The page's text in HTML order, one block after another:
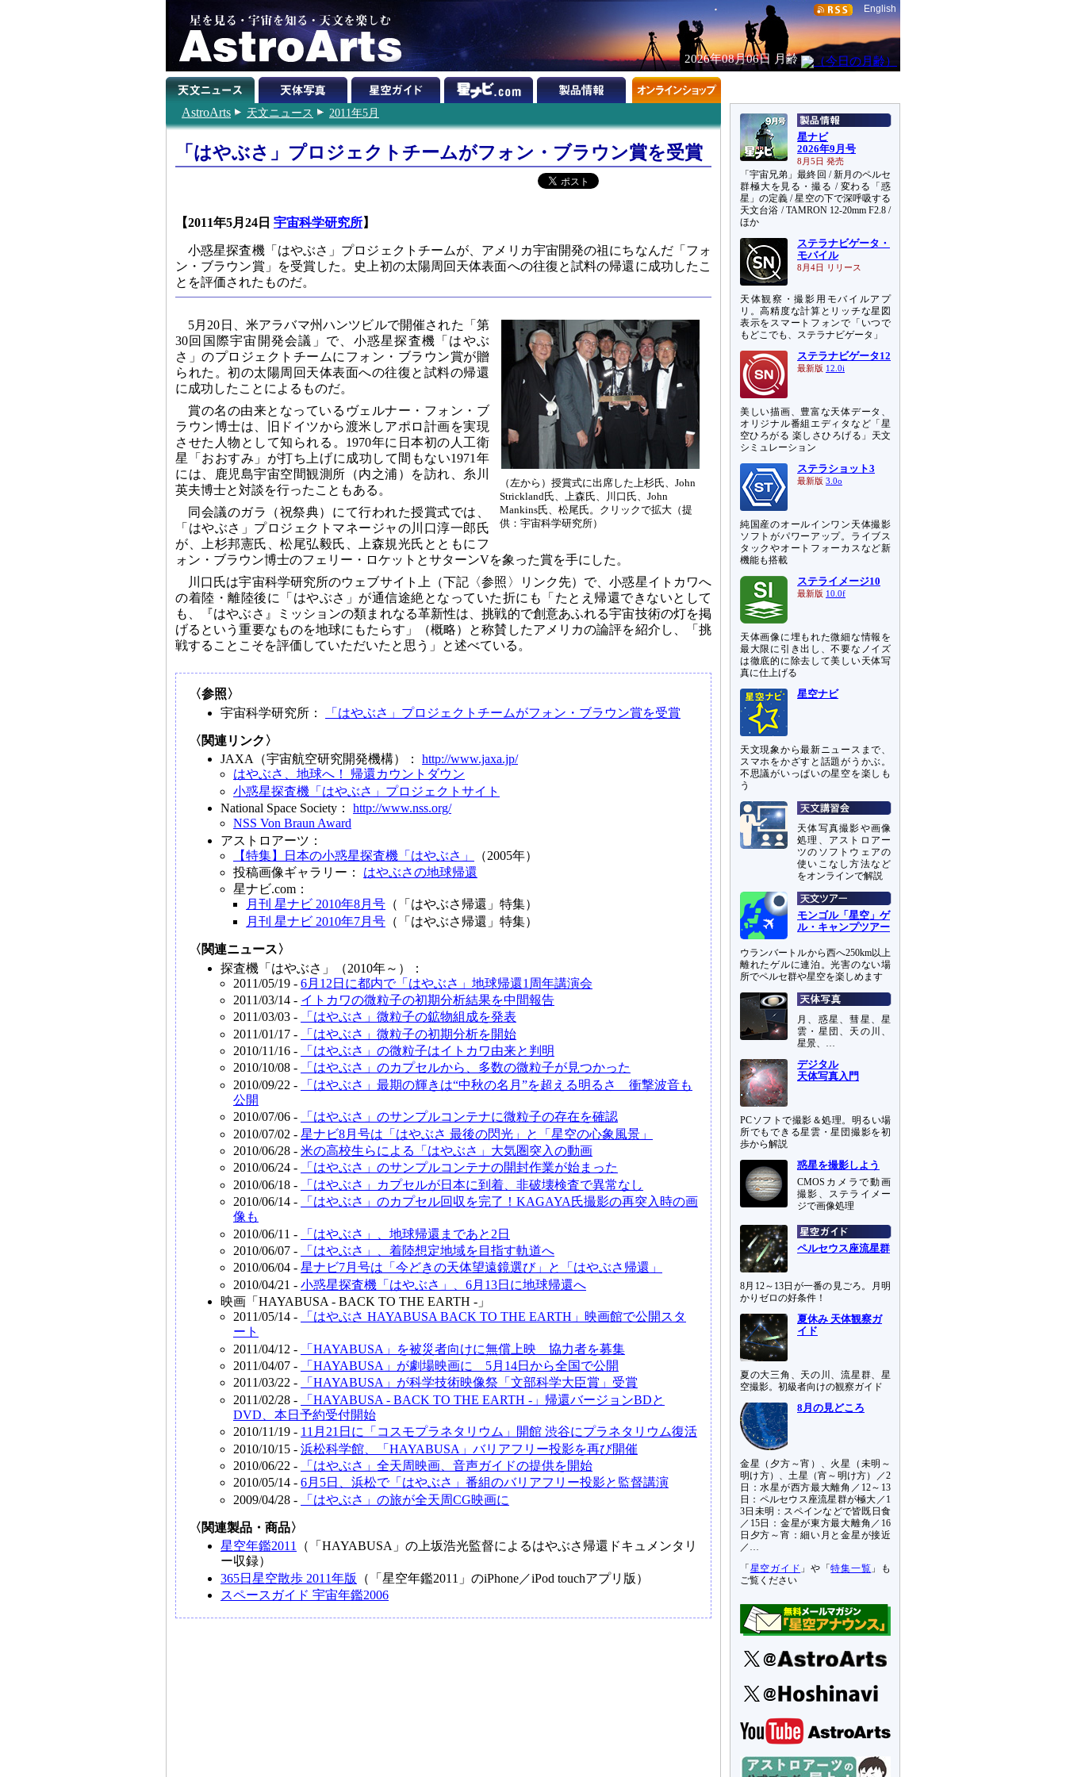
English
2026年08月06日 月齢
AstroArts 天文ニュース 2011年5月
「はやぶさ」プロジェクトチームがフォン・ブラウン賞を受賞
【2011年5月24日 宇宙科学研究所】
小惑星探査機「はやぶさ」プロジェクトチームが、アメリカ宇宙開発の祖にちなんだ「フォ
ン・ブラウン賞」を受賞した。史上初の太陽周回天体表面への往復と試料の帰還に成功したこ
とを評価されたものだ。
（左から）授賞式に出席した上杉氏、John
Strickland氏、上森氏、川口氏、John
Mankins氏、松尾氏。クリックで拡大（提
供：宇宙科学研究所）
5月20日、米アラバマ州ハンツビルで開催された「第
30回国際宇宙開発会議」で、小惑星探査機「はやぶ
さ」のプロジェクトチームにフォン・ブラウン賞が贈
られた。初の太陽周回天体表面への往復と試料の帰還
に成功したことによるものだ。
賞の名の由来となっているヴェルナー・フォン・ブ
ラウン博士は、旧ドイツから渡米しアポロ計画を実現
させた人物として知られる。1970年に日本初の人工衛
星「おおすみ」が打ち上げに成功して間もない1971年
には、鹿児島宇宙空間観測所（内之浦）を訪れ、糸川
英夫博士と対談を行ったこともある。
同会議のガラ（祝祭典）にて行われた授賞式では、
「はやぶさ」プロジェクトマネージャの川口淳一郎氏
が、上杉邦憲氏、松尾弘毅氏、上森規光氏とともにフ
ォン・ブラウン博士のフェリー・ロケットとサターンVを象った賞を手にした。
川口氏は宇宙科学研究所のウェブサイト上（下記〈参照〉リンク先）で、小惑星イトカワへ
の着陸・離陸後に「はやぶさ」が通信途絶となっていた折にも「たとえ帰還できないとして
も、『はやぶさ』ミッションの類まれなる革新性は、挑戦的で創意あふれる宇宙技術の灯を掲
げるという重要なものを地球にもたらす」（概略）と称賛したアメリカの論評を紹介し、「挑
戦することこそを評価していただいたと思う」と述べている。
〈参照〉
宇宙科学研究所：
「はやぶさ」プロジェクトチームがフォン・ブラウン賞を受賞
〈関連リンク〉
JAXA（宇宙航空研究開発機構）： http://www.jaxa.jp/
はやぶさ、地球へ！ 帰還カウントダウン
小惑星探査機「はやぶさ」プロジェクトサイト
National Space Society： http://www.nss.org/
NSS Von Braun Award
アストロアーツ：
【特集】日本の小惑星探査機「はやぶさ」
（2005年）
投稿画像ギャラリー： はやぶさの地球帰還
星ナビ.com：
月刊 星ナビ 2010年8月号 （「はやぶさ帰還」特集）
月刊 星ナビ 2010年7月号 （「はやぶさ帰還」特集）
〈関連ニュース〉
探査機「はやぶさ」（2010年～）：
2011/05/19 - 6月12日に都内で「はやぶさ」地球帰還1周年講演会
2011/03/14 - イトカワの微粒子の初期分析結果を中間報告
2011/03/03 -
「はやぶさ」微粒子の鉱物組成を発表
2011/01/17 -
「はやぶさ」微粒子の初期分析を開始
2010/11/16 -
「はやぶさ」の微粒子はイトカワ由来と判明
2010/10/08 -
「はやぶさ」のカプセルから、多数の微粒子が見つかった
2010/09/22 -
「はやぶさ」最期の輝きは“中秋の名月”を超える明るさ 衝撃波音も
公開
2010/07/06 -
「はやぶさ」のサンプルコンテナに微粒子の存在を確認
2010/07/02 - 星ナビ8月号は「はやぶさ 最後の閃光」と「星空の心象風景」
2010/06/28 - 米の高校生らによる「はやぶさ」大気圏突入の動画
2010/06/24 -
「はやぶさ」のサンプルコンテナの開封作業が始まった
2010/06/18 -
「はやぶさ」カプセルが日本に到着、非破壊検査で異常なし
2010/06/14 -
「はやぶさ」のカプセル回収を完了！KAGAYA氏撮影の再突入時の画
像も
2010/06/11 -
「はやぶさ」、地球帰還まであと2日
2010/06/07 -
「はやぶさ」、着陸想定地域を目指す軌道へ
2010/06/04 - 星ナビ7月号は「今どきの天体望遠鏡選び」と「はやぶさ帰還」
2010/04/21 - 小惑星探査機「はやぶさ」、6月13日に地球帰還へ
映画「HAYABUSA - BACK TO THE EARTH -」
2011/05/14 -
「はやぶさ HAYABUSA BACK TO THE EARTH」映画館で公開スタ
ート
2011/04/12 -
「HAYABUSA」を被災者向けに無償上映 協力者を募集
2011/04/07 -
「HAYABUSA」が劇場映画に 5月14日から全国で公開
2011/03/22 -
「HAYABUSA」が科学技術映像祭「文部科学大臣賞」受賞
2011/02/28 -
「HAYABUSA - BACK TO THE EARTH -」帰還バージョンBDと
DVD、本日予約受付開始
2010/11/19 - 11月21日に「コスモプラネタリウム」開館 渋谷にプラネタリウム復活
2010/10/15 - 浜松科学館、「HAYABUSA」バリアフリー投影を再び開催
2010/06/22 -
「はやぶさ」全天周映画、音声ガイドの提供を開始
2010/05/14 - 6月5日、浜松で「はやぶさ」番組のバリアフリー投影と監督講演
2009/04/28 -
「はやぶさ」の旅が全天周CG映画に
〈関連製品・商品〉
星空年鑑2011 （「HAYABUSA」の上坂浩光監督によるはやぶさ帰還ドキュメンタリ
ー収録）
365日星空散歩 2011年版
（「星空年鑑2011」のiPhone／iPod touchアプリ版）
スペースガイド 宇宙年鑑2006
星ナビ
2026年9月号
8月5日 発売
「宇宙兄弟」最終回 / 新月のペルセ
群極大を見る・撮る / 変わる「惑
星」の定義 / 星空の下で深呼吸する
天文台浴 / TAMRON 12-20mm F2.8 /
ほか
ステラナビゲータ・
モバイル
8月4日 リリース
天体観察・撮影用モバイルアプ
リ。高精度な計算とリッチな星図
表示をスマートフォンで「いつで
もどこでも、ステラナビゲータ」
ステラナビゲータ12
最新版 12.0i
美しい描画、豊富な天体データ、
オリジナル番組エディタなど「星
空ひろがる 楽しさひろげる」天文
シミュレーション
ステラショット3
最新版 3.0o
純国産のオールインワン天体撮影
ソフトがパワーアップ。ライブス
タックやオートフォーカスなど新
機能も搭載
ステライメージ10
最新版 10.0f
天体画像に埋もれた微細な情報を
最大限に引き出し、不要なノイズ
は徹底的に除去して美しい天体写
真に仕上げる
星空ナビ
天文現象から最新ニュースまで、
スマホをかざすと話題がうかぶ。
不思議がいっぱいの星空を楽しも
う
天体写真撮影や画像
処理、アストロアー
ツのソフトウェアの
使いこなし方法など
をオンラインで解説
モンゴル「星空」ゲ
ル・キャンプツアー
ウランバートルから西へ250km以上
離れたゲルに連泊。光害のない場
所でペルセ群や星空を楽しめます
月、惑星、彗星、星
雲・星団、天の川、
星景、…
デジタル
天体写真入門
PCソフトで撮影＆処理。明るい場
所でもできる星雲・星団撮影を初
歩から解説
惑星を撮影しよう
CMOSカメラで動画
撮影、ステライメー
ジで画像処理
ペルセウス座流星群
8月12～13日が一番の見ごろ。月明
かりゼロの好条件！
夏休み 天体観察ガ
イド
夏の大三角、天の川、流星群、星
空撮影。初級者向けの観察ガイド
8月の見どころ
金星（夕方～宵）、火星（未明～
明け方）、土星（宵～明け方）／2
日：水星が西方最大離角／12～13
日：ペルセウス座流星群が極大／1
3日未明：スペインなどで皆既日食
／15日：金星が東方最大離角／16
日夕方～宵：細い月と金星が接近
／…
「 星空ガイド 」や「特集一覧 」も
ご覧ください